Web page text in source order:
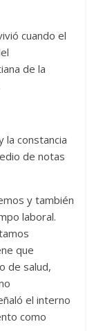
cuando el
de la
la constancia
de notas
y también
laboral.
que
de salud,
el interno
como